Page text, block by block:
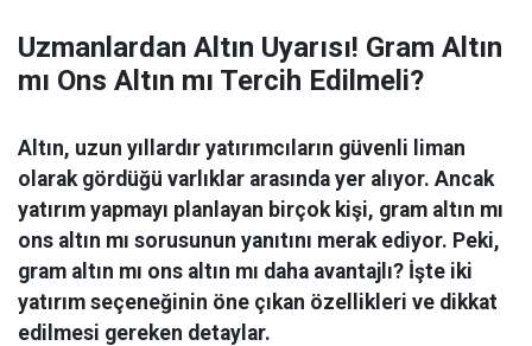
Uzmanlardan Altın Uyarısı! Gram Altın
mı Ons Altın mı Tercih Edilmeli?
Altın, uzun yıllardır yatırımcıların güvenli liman
olarak gördüğü varlıklar arasında yer alıyor. Ancak
yatırım yapmayı planlayan birçok kişi, gram altın mı
ons altın mı sorusunun yanıtını merak ediyor. Peki,
gram altın mı ons altın mı daha avantajlı? İşte iki
yatırım seçeneğinin öne çıkan özellikleri ve dikkat
edilmesi gereken detaylar.